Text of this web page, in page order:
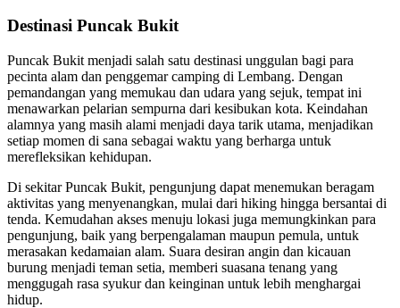
Destinasi Puncak Bukit
Puncak Bukit menjadi salah satu destinasi unggulan bagi para
pecinta alam dan penggemar camping di Lembang. Dengan
pemandangan yang memukau dan udara yang sejuk, tempat ini
menawarkan pelarian sempurna dari kesibukan kota. Keindahan
alamnya yang masih alami menjadi daya tarik utama, menjadikan
setiap momen di sana sebagai waktu yang berharga untuk
merefleksikan kehidupan.
Di sekitar Puncak Bukit, pengunjung dapat menemukan beragam
aktivitas yang menyenangkan, mulai dari hiking hingga bersantai di
tenda. Kemudahan akses menuju lokasi juga memungkinkan para
pengunjung, baik yang berpengalaman maupun pemula, untuk
merasakan kedamaian alam. Suara desiran angin dan kicauan
burung menjadi teman setia, memberi suasana tenang yang
menggugah rasa syukur dan keinginan untuk lebih menghargai
hidup.